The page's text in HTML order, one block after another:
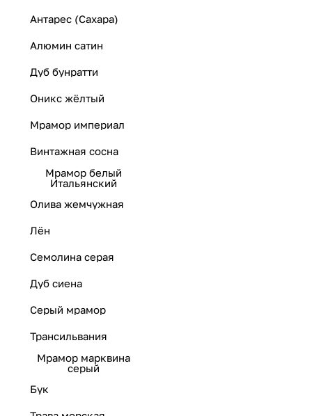
Антарес (Сахара)
Алюмин сатин
Дуб бунратти
Оникс жёлтый
Мрамор империал
Винтажная сосна
Мрамор белый
Итальянский
Олива жемчужная
Лён
Семолина серая
Дуб сиена
Серый мрамор
Трансильвания
Мрамор марквина
серый
Бук